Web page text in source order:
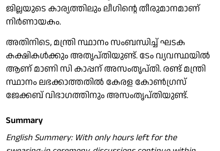
ജില്ലയുടെ കാര്യത്തിലും ലീഗിന്റെ തീരുമാനമാണ്
നിര്‍ണായകം.
അതിനിടെ, മന്ത്രി സ്ഥാനം സംബന്ധിച്ച് ഘടക
കക്ഷികള്‍ക്കും അതൃപ്തിയുണ്ട്. ടേം വ്യവസ്ഥയില്‍
ആണ് മാണി സി കാപ്പന് അസംതൃപ്തി. രണ്ട് മന്ത്രി
സ്ഥാനം ലഭക്കാത്തതില്‍ കേരള കോണ്‍ഗ്രസ്
ജേക്കബ് വിഭാഗത്തിനും അസംതൃപ്തിയുണ്ട്.
Summary
English Summery: With only hours left for the